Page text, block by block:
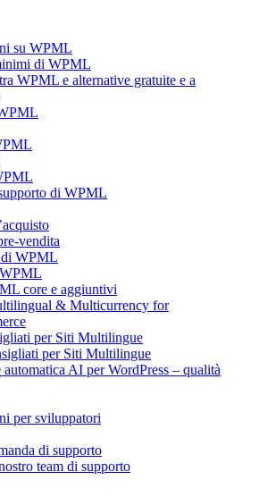
su WPML
di WPML
WPML e alternative gratuite e a
di WPML
vendita
di WPML
core e aggiuntivi
& Multicurrency for
per Siti Multilingue
per Siti Multilingue
automatica AI per WordPress – qualità
per sviluppatori
di supporto
team di supporto